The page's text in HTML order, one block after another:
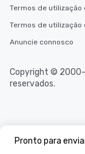
Pronto para
Termos de utilização
Termos de utilização
Anuncie connosco
Copyright © 2000-
reservados.